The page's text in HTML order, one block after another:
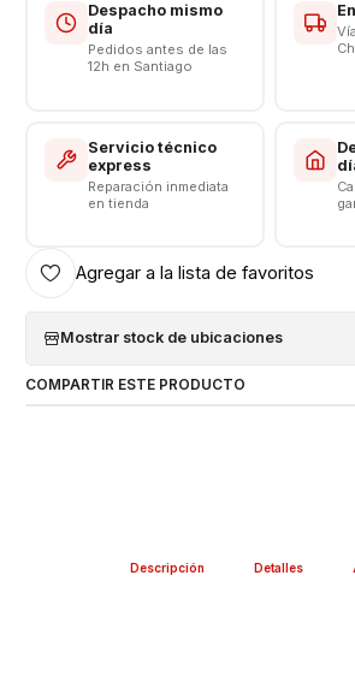
Despacho mismo
día
Pedidos antes de las
12h en Santiago
Servicio técnico
express
Reparación inmediata
en tienda
Agregar a la lista de favoritos
Mostrar stock de ubicaciones
COMPARTIR ESTE PRODUCTO
Descripción Detalles